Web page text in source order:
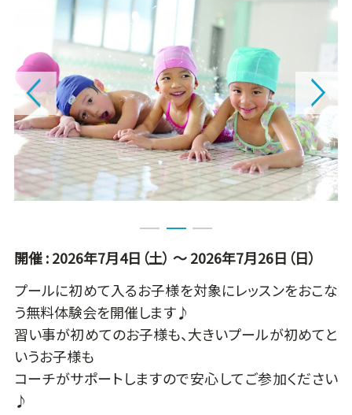
開催 : 2026年7月4日（土） ～ 2026年7月26日（日）
プールに初めて入るお子様を対象にレッスンをおこな
う無料体験会を開催します♪
習い事が初めてのお子様も、大きいプールが初めてと
いうお子様も
コーチがサポートしますので安心してご参加ください
♪
1 2 3